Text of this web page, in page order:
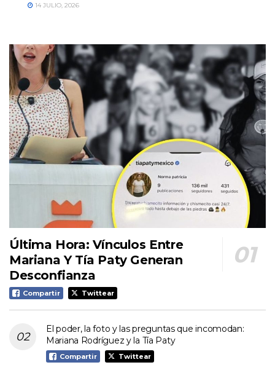
14 JULIO, 2026
Última Hora: Vínculos Entre
Mariana Y Tía Paty Generan
Desconfianza
Compartir Twittear
El poder, la foto y las preguntas que incomodan:
Mariana Rodríguez y la Tía Paty
Compartir Twittear